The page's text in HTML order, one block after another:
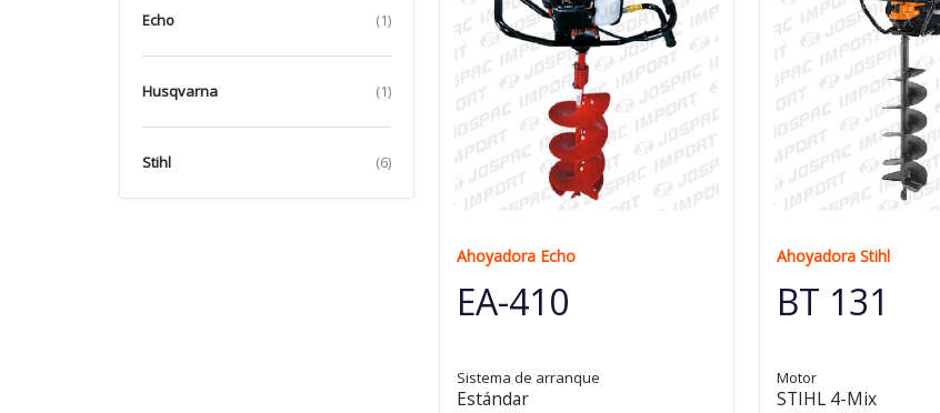
Echo (1)
Husqvarna (1)
Stihl (6)
Ahoyadora Echo
EA-410
Sistema de arranque
Estándar
Ahoyadora Stihl
BT 131
Motor
STIHL 4-Mix